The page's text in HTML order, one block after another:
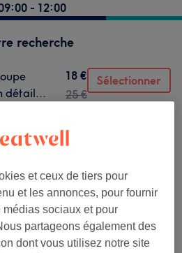
- 12:00
recherche
détail...
18 €
25 €
Sélectionner
en détail...
détail...
?
liste de prestations
et ceux de tiers pour
et les annonces, pour fournir
sociaux et pour
partageons également des
dont vous utilisez notre site